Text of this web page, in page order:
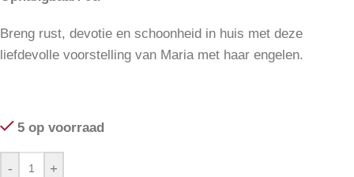
Breng rust, devotie en schoonheid in huis met deze
liefdevolle voorstelling van Maria met haar engelen.
5 op voorraad
- +